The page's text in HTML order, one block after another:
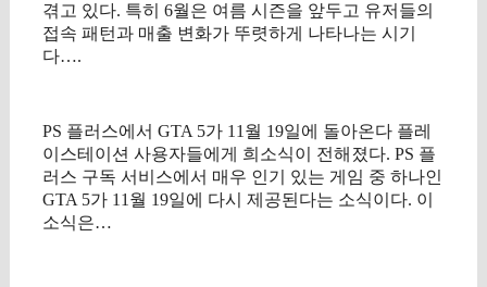
겪고 있다. 특히 6월은 여름 시즌을 앞두고 유저들의
접속 패턴과 매출 변화가 뚜렷하게 나타나는 시기
다….
PS 플러스에서 GTA 5가 11월 19일에 돌아온다 플레
이스테이션 사용자들에게 희소식이 전해졌다. PS 플
러스 구독 서비스에서 매우 인기 있는 게임 중 하나인
GTA 5가 11월 19일에 다시 제공된다는 소식이다. 이
소식은…